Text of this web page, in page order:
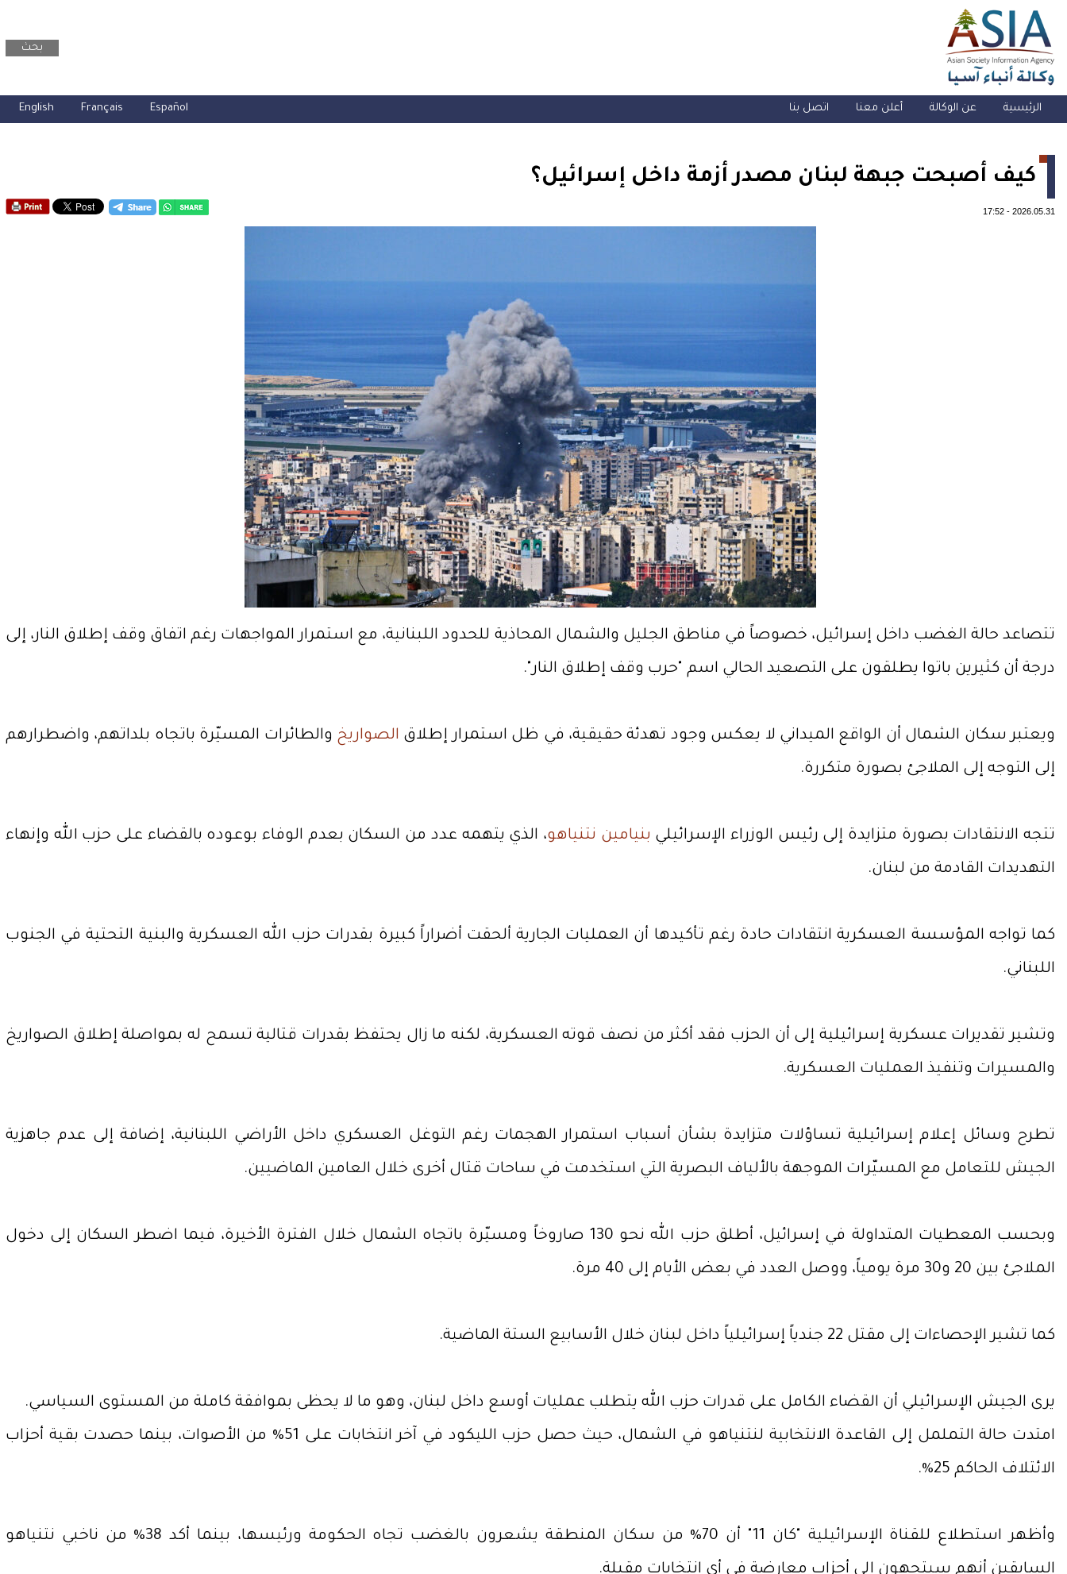
بحث
الرئيسية عن الوكالة أعلن معنا اتصل بنا English Français Español
كيف أصبحت جبهة لبنان مصدر أزمة داخل إسرائيل؟
2026.05.31
-
17:52
تتصاعد حالة الغضب داخل إسرائيل، خصوصاً في مناطق الجليل والشمال المحاذية للحدود اللبنانية، مع استمرار المواجهات رغم اتفاق وقف إطلاق النار، إلى
درجة أن كثيرين باتوا يطلقون على التصعيد الحالي اسم "حرب وقف إطلاق النار".
ويعتبر سكان الشمال أن الواقع الميداني لا يعكس وجود تهدئة حقيقية، في ظل استمرار إطلاق الصواريخ والطائرات المسيّرة باتجاه بلداتهم، واضطرارهم
إلى التوجه إلى الملاجئ بصورة متكررة.
تتجه الانتقادات بصورة متزايدة إلى رئيس الوزراء الإسرائيلي بنيامين نتنياهو، الذي يتهمه عدد من السكان بعدم الوفاء بوعوده بالقضاء على حزب الله وإنهاء
التهديدات القادمة من لبنان.
كما تواجه المؤسسة العسكرية انتقادات حادة رغم تأكيدها أن العمليات الجارية ألحقت أضراراً كبيرة بقدرات حزب الله العسكرية والبنية التحتية في الجنوب
اللبناني.
وتشير تقديرات عسكرية إسرائيلية إلى أن الحزب فقد أكثر من نصف قوته العسكرية، لكنه ما زال يحتفظ بقدرات قتالية تسمح له بمواصلة إطلاق الصواريخ
والمسيرات وتنفيذ العمليات العسكرية.
تطرح وسائل إعلام إسرائيلية تساؤلات متزايدة بشأن أسباب استمرار الهجمات رغم التوغل العسكري داخل الأراضي اللبنانية، إضافة إلى عدم جاهزية
الجيش للتعامل مع المسيّرات الموجهة بالألياف البصرية التي استخدمت في ساحات قتال أخرى خلال العامين الماضيين.
وبحسب المعطيات المتداولة في إسرائيل، أطلق حزب الله نحو 130 صاروخاً ومسيّرة باتجاه الشمال خلال الفترة الأخيرة، فيما اضطر السكان إلى دخول
الملاجئ بين 20 و30 مرة يومياً، ووصل العدد في بعض الأيام إلى 40 مرة.
كما تشير الإحصاءات إلى مقتل 22 جندياً إسرائيلياً داخل لبنان خلال الأسابيع الستة الماضية.
يرى الجيش الإسرائيلي أن القضاء الكامل على قدرات حزب الله يتطلب عمليات أوسع داخل لبنان، وهو ما لا يحظى بموافقة كاملة من المستوى السياسي.
امتدت حالة التململ إلى القاعدة الانتخابية لنتنياهو في الشمال، حيث حصل حزب الليكود في آخر انتخابات على 51% من الأصوات، بينما حصدت بقية أحزاب
الائتلاف الحاكم 25%.
وأظهر استطلاع للقناة الإسرائيلية "كان 11" أن 70% من سكان المنطقة يشعرون بالغضب تجاه الحكومة ورئيسها، بينما أكد 38% من ناخبي نتنياهو
السابقين أنهم سيتجهون إلى أحزاب معارضة في أي انتخابات مقبلة.